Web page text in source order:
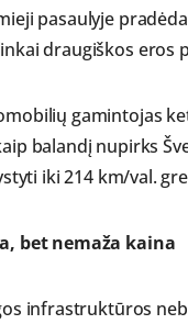
pasaulyje
draugiškos eros
gamintojas
balandį nupirks
iki 214 km/val.
bet nemaža kaina
infrastruktūros